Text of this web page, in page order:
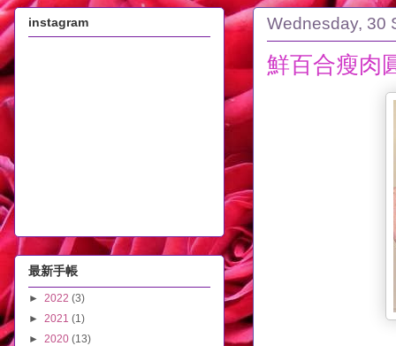
Wednesday, 30
鮮百合瘦肉
instagram
最新手帳
► 2022 (3)
► 2021 (1)
► 2020 (13)